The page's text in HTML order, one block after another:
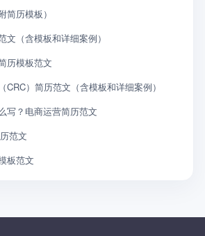
简历模板）
文（含模板和详细案例）
历模板范文
CRC）简历范文（含模板和详细案例）
写？电商运营简历范文
范文
板范文